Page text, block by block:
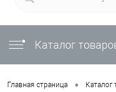
Каталог
Главная страница • Каталог